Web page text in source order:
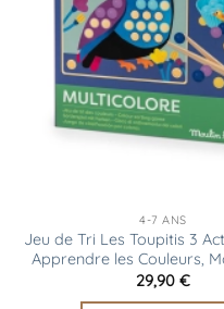
4-7 ANS
Jeu de Tri Les Toupitis 3
Apprendre les Couleurs,
29,90 €